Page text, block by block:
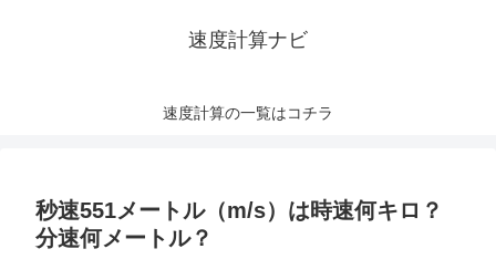
速度計算ナビ
速度計算の一覧はコチラ
秒速551メートル（m/s）は時速何キロ？
分速何メートル？